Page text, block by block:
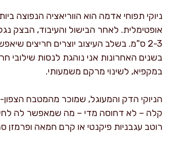
ניוקי תפוחי אדמה הוא הווריאציה הנפוצה
אופטימלית. לאחר הבישול והעיבוד, הבצק
2-3 ס"מ. בשלב העיצוב יוצרים חריצים
בשנים האחרונות אני נוהגת לנסות שילובי
במקפיא, לשינוי מרקם משמעותי.
הניוקי הדק והמעוגל, שמוכר מהמטבח הצפון-
קלה – לא דחוסה מדי – מה שמאפשר לה
רוטב עגבניות פיקנטי או קרם חמאה ופרמזן